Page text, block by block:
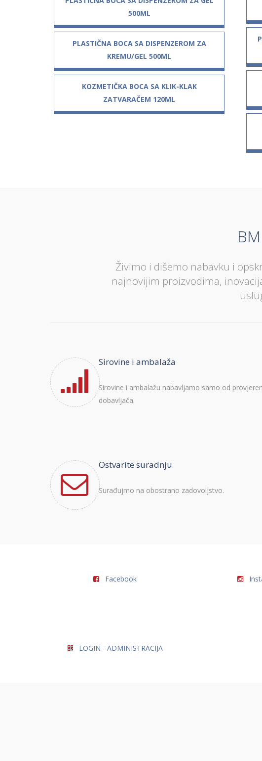
500ML
PLASTIČNA BOCA SA DISPENZEROM ZA
KREMU/GEL 500ML
KOZMETIČKA BOCA SA KLIK-KLAK
ZATVARAČEM 120ML
Živimo i dišemo nabavku i
najnovijim proizvodima,
Sirovine i ambalaža
Sirovine i ambalažu nabavljamo samo od
dobavljača.
Ostvarite suradnju
Surađujmo na obostrano zadovoljstvo.
Facebook
LOGIN - ADMINISTRACIJA